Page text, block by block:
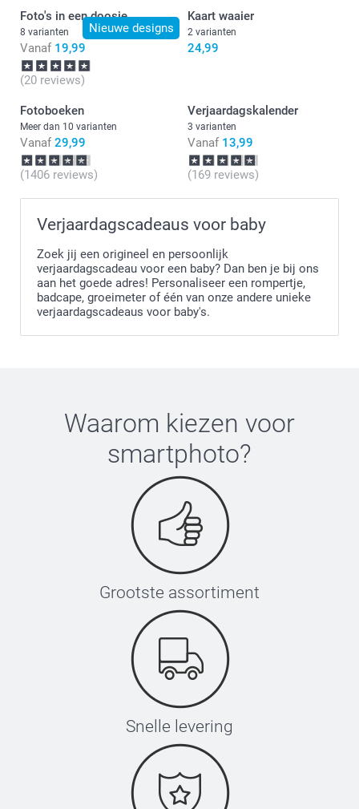
Nieuwe designs
Foto's in een doosje
8 varianten
Vanaf 19,99
(20 reviews)
Kaart waaier
2 varianten
24,99
Fotoboeken
Meer dan 10 varianten
Vanaf 29,99
(1406 reviews)
Verjaardagskalender
3 varianten
Vanaf 13,99
(169 reviews)
Verjaardagscadeaus voor baby
Zoek jij een origineel en persoonlijk
verjaardagscadeau voor een baby? Dan ben je bij ons
aan het goede adres! Personaliseer een rompertje,
badcape, groeimeter of één van onze andere unieke
verjaardagscadeaus voor baby's.
Waarom kiezen voor
smartphoto?
Grootste assortiment
Snelle levering